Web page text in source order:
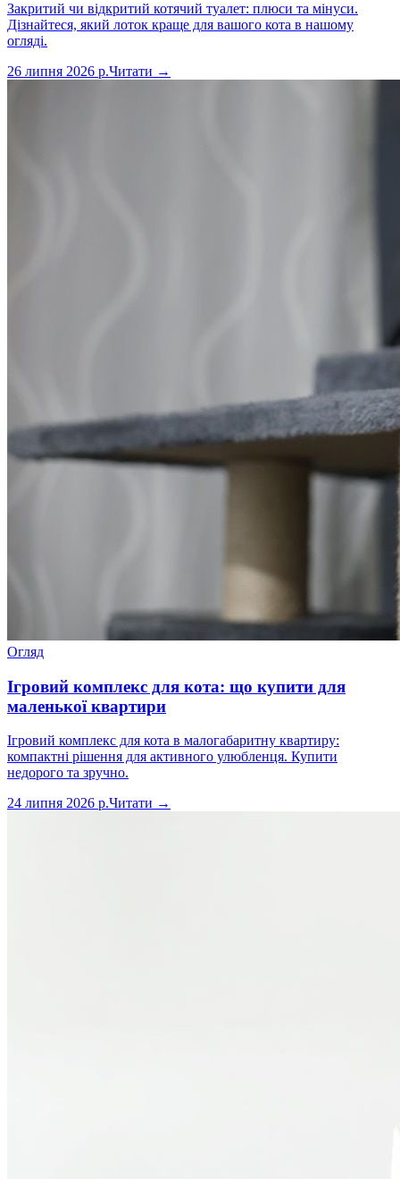
Закритий чи відкритий котячий туалет: плюси та мінуси.
Дізнайтеся, який лоток краще для вашого кота в нашому
огляді.
26 липня 2026 р.Читати →
Огляд
Ігровий комплекс для кота: що купити для
маленької квартири
Ігровий комплекс для кота в малогабаритну квартиру:
компактні рішення для активного улюбленця. Купити
недорого та зручно.
24 липня 2026 р.Читати →